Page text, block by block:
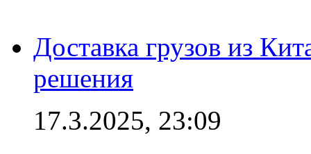
Доставка грузов из
решения
17.3.2025, 23:09